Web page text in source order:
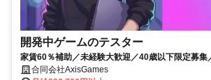
開発中ゲームのテスター
家賃60％補助／未経験大歓迎／40歳以下限定募集
日135日
合同会社AxisGames